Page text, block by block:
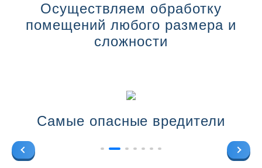
Осуществляем обработку
помещений любого размера и
сложности
Самые опасные вредители